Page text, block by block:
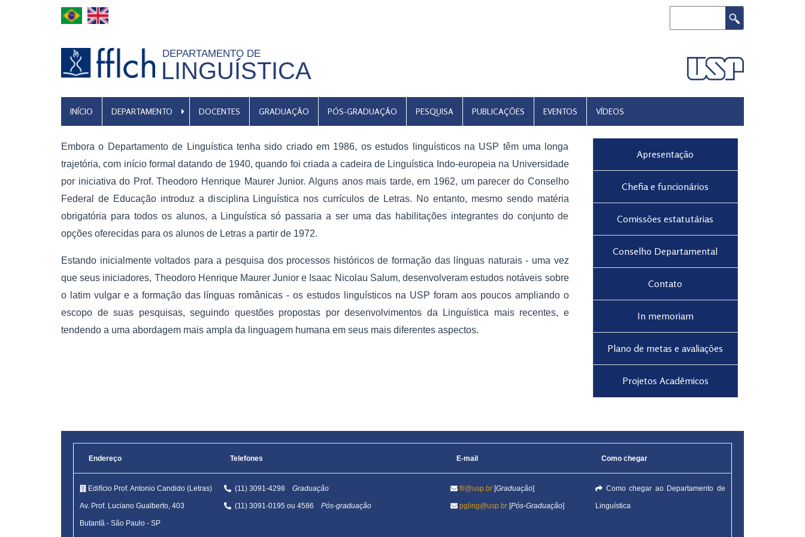
DEPARTAMENTO DE
LINGUÍSTICA
MENU
INÍCIO DEPARTAMENTO DOCENTES GRADUAÇÃO PÓS-GRADUAÇÃO PESQUISA PUBLICAÇÕES EVENTOS VÍDEOS
Embora o Departamento de Linguística tenha sido criado em 1986, os estudos linguísticos na USP têm uma longa
trajetória, com início formal datando de 1940, quando foi criada a cadeira de Linguística Indo-europeia na Universidade
por iniciativa do Prof. Theodoro Henrique Maurer Junior. Alguns anos mais tarde, em 1962, um parecer do Conselho
Federal de Educação introduz a disciplina Linguística nos currículos de Letras. No entanto, mesmo sendo matéria
obrigatória para todos os alunos, a Linguística só passaria a ser uma das habilitações integrantes do conjunto de
opções oferecidas para os alunos de Letras a partir de 1972.
Estando inicialmente voltados para a pesquisa dos processos históricos de formação das línguas naturais - uma vez
que seus iniciadores, Theodoro Henrique Maurer Junior e Isaac Nicolau Salum, desenvolveram estudos notáveis sobre
o latim vulgar e a formação das línguas românicas - os estudos linguísticos na USP foram aos poucos ampliando o
escopo de suas pesquisas, seguindo questões propostas por desenvolvimentos da Linguística mais recentes, e
tendendo a uma abordagem mais ampla da linguagem humana em seus mais diferentes aspectos.
Apresentação
Chefia e funcionários
Comissões estatutárias
Conselho Departamental
Contato
In memoriam
Plano de metas e avaliações
Projetos Acadêmicos
Endereço Telefones E-mail Como chegar
Edifício Prof. Antonio Candido (Letras)
Av. Prof. Luciano Gualberto, 403
Butantã - São Paulo - SP
(11) 3091-4298 Graduação
(11) 3091-0195 ou 4586 Pós-graduação
fll@usp.br [Graduação]
pgling@usp.br [Pós-Graduação]
Como chegar ao Departamento de
Linguística